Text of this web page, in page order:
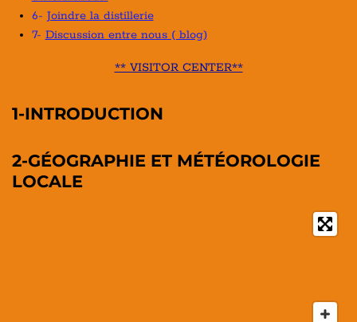
6- Joindre la distillerie
7- Discussion entre nous ( blog)
** VISITOR CENTER**
1-INTRODUCTION
2-GÉOGRAPHIE ET MÉTÉOROLOGIE
LOCALE